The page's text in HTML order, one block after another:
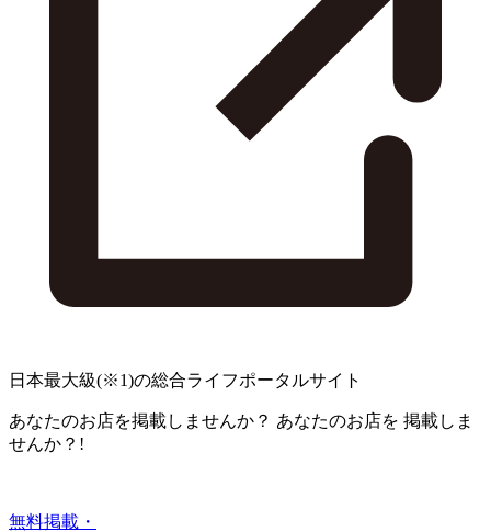
日本最大級(※1)の総合ライフポータルサイト
あなたのお店を掲載しませんか？ あなたのお店を 掲載しま
せんか？!
無料掲載・